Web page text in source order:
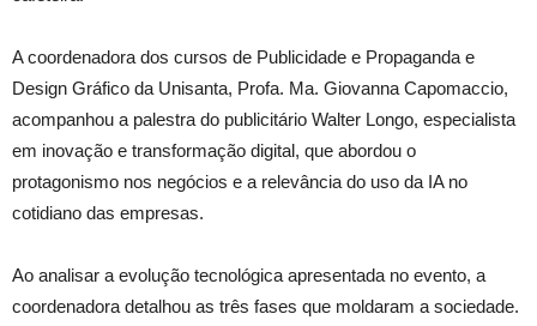
A coordenadora dos cursos de Publicidade e Propaganda e
Design Gráfico da Unisanta, Profa. Ma. Giovanna Capomaccio,
acompanhou a palestra do publicitário Walter Longo, especialista
em inovação e transformação digital, que abordou o
protagonismo nos negócios e a relevância do uso da IA no
cotidiano das empresas.
Ao analisar a evolução tecnológica apresentada no evento, a
coordenadora detalhou as três fases que moldaram a sociedade.